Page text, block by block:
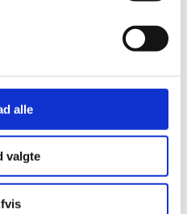
alle
valgte
sukker og
i en gryde og legeres
der piskes i massen